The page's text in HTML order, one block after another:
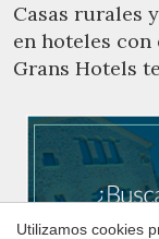
Casas rurales
en hoteles con
Grans Hotels
Utilizamos cookies